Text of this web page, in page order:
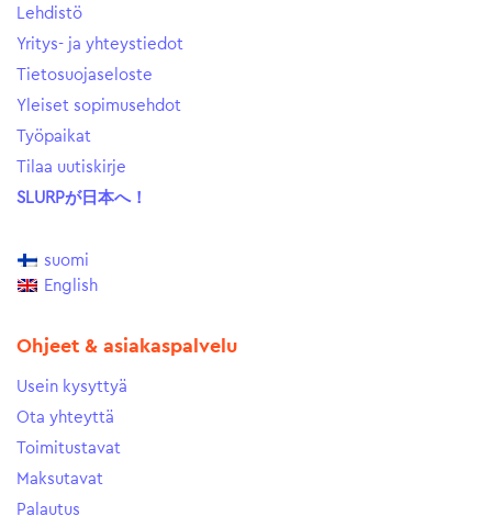
Lehdistö
Yritys- ja yhteystiedot
Tietosuojaseloste
Yleiset sopimusehdot
Työpaikat
Tilaa uutiskirje
SLURPが日本へ！
suomi
English
Ohjeet & asiakaspalvelu
Usein kysyttyä
Ota yhteyttä
Toimitustavat
Maksutavat
Palautus